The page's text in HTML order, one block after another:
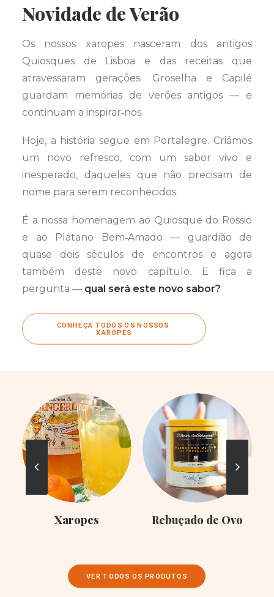
Novidade de Verão
Os nossos xaropes nasceram dos antigos
Quiosques de Lisboa e das receitas que
atravessaram gerações. Groselha e Capilé
guardam memórias de verões antigos — e
continuam a inspirar‑nos.
Hoje, a história segue em Portalegre. Criámos
um novo refresco, com um sabor vivo e
inesperado, daqueles que não precisam de
nome para serem reconhecidos.
É a nossa homenagem ao Quiosque do Rossio
e ao Plátano Bem‑Amado — guardião de
quase dois séculos de encontros e agora
também deste novo capítulo. E fica a
pergunta — qual será este novo sabor?
CONHEÇA TODOS OS NOSSOS
XAROPES
Xaropes Rebuçado de Ovo
VER TODOS OS PRODUTOS